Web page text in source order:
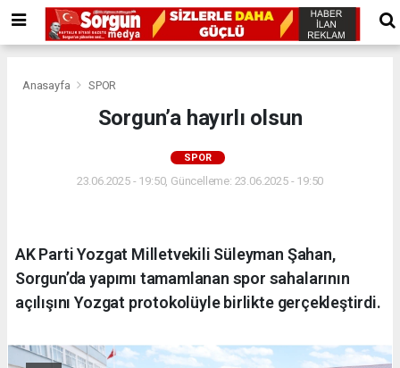
Anasayfa SPOR
Sorgun’a hayırlı olsun
SPOR
23.06.2025 - 19:50, Güncelleme: 23.06.2025 - 19:50
AK Parti Yozgat Milletvekili Süleyman Şahan,
Sorgun’da yapımı tamamlanan spor sahalarının
açılışını Yozgat protokolüyle birlikte gerçekleştirdi.